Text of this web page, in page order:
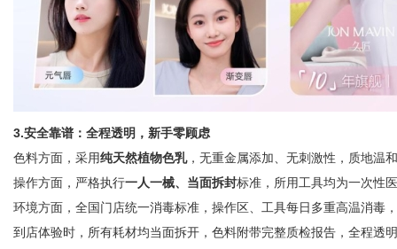
3.安全靠谱：全程透明，新手零顾虑
色料方面，采用纯天然植物色乳，无重金属添加、无刺激性，质地温
操作方面，严格执行一人一械、当面拆封标准，所用工具均为一次性
环境方面，全国门店统一消毒标准，操作区、工具每日多重高温消毒
到店体验时，所有耗材均当面拆开，色料附带完整质检报告，全程透